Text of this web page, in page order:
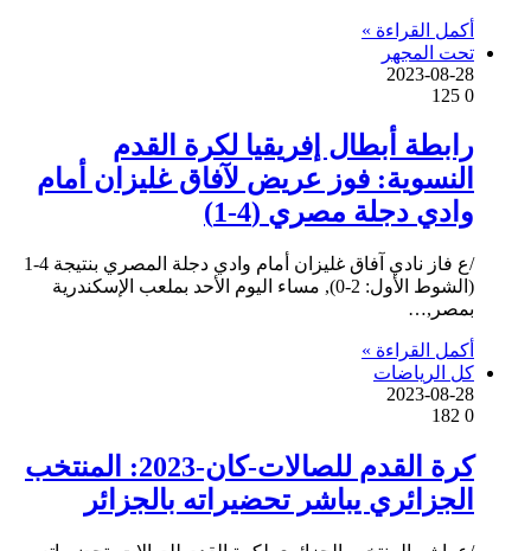
أكمل القراءة »
تحت المجهر
2023-08-28
0
رابطة أبطال إفريقيا لكرة القدم
النسوية: فوز عريض لآفاق غليزان أمام
وادي دجلة مصري (4-1)
/ع فاز نادي آفاق غليزان أمام وادي دجلة المصري بنتيجة 4-1
(الشوط الأول: 2-0), مساء اليوم الأحد بملعب الإسكندرية
بمصر,…
أكمل القراءة »
كل الرياضات
2023-08-28
0
كرة القدم للصالات-كان-2023: المنتخب
الجزائري يباشر تحضيراته بالجزائر